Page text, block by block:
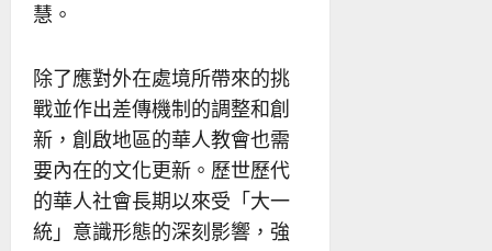
慧。
除了應對外在處境所帶來的挑
戰並作出差傳機制的調整和創
新，創啟地區的華人教會也需
要內在的文化更新。歷世歷代
的華人社會長期以來受「大一
統」意識形態的深刻影響，強